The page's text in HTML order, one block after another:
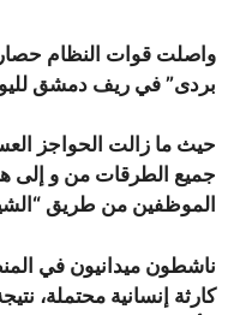
واصلت قوات النظام
بردى” في ريف دمشق
حيث ما زالت الحواجز
جميع الطرقات من و إلى
الموظفين من طريق
ناشطون ميدانيون في
كارثة إنسانية محتملة،